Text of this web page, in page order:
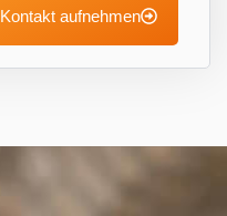
Kontakt aufnehmen